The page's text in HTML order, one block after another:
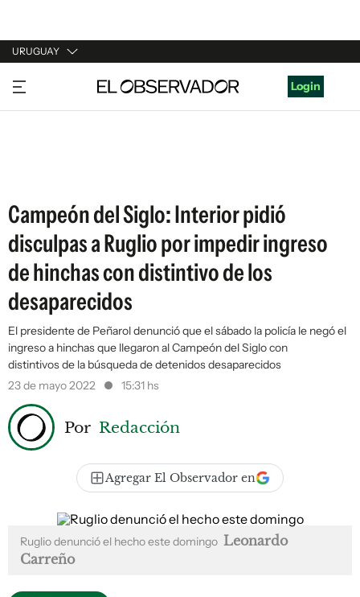
URUGUAY
URUGUAY
ARGENTINA
Login
Campeón del Siglo: Interior pidió
disculpas a Ruglio por impedir ingreso
de hinchas con distintivo de los
desaparecidos
El presidente de Peñarol denunció que el sábado la policía le negó el
ingreso a hinchas que llegaron al Campeón del Siglo con
distintivos de la búsqueda de detenidos desaparecidos
23 de mayo 2022
15:31 hs
Por Redacción
Agregar El Observador en
Ruglio denunció el hecho este domingo Leonardo
Carreño